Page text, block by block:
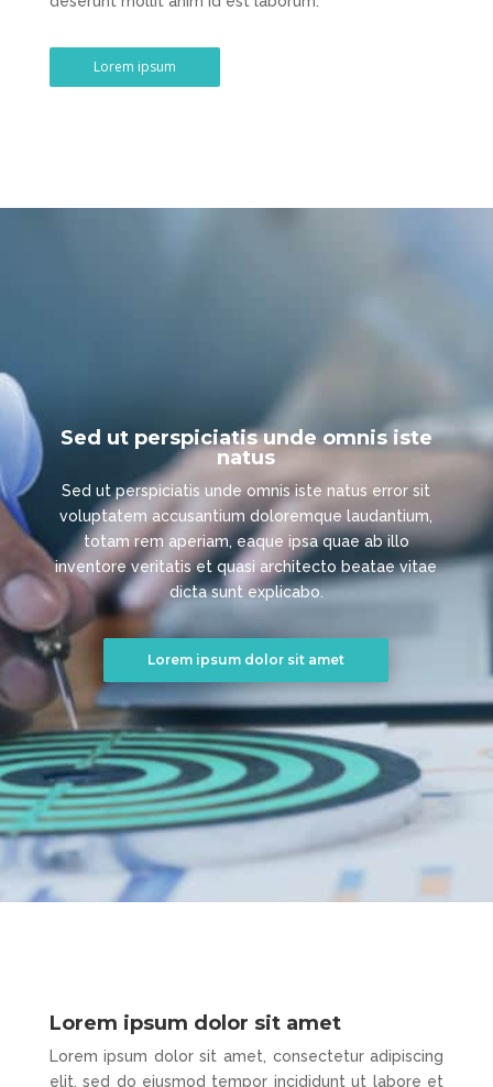
Lorem ipsum
Sed ut perspiciatis unde omnis iste
natus
Sed ut perspiciatis unde omnis iste natus error sit
voluptatem accusantium doloremque laudantium,
totam rem aperiam, eaque ipsa quae ab illo
inventore veritatis et quasi architecto beatae vitae
dicta sunt explicabo.
Lorem ipsum dolor sit amet
Lorem ipsum dolor sit amet
Lorem ipsum dolor sit amet, consectetur adipiscing
elit, sed do eiusmod tempor incididunt ut labore et